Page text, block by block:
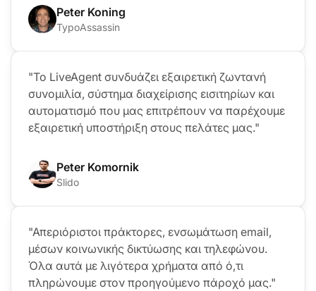
Peter Koning
TypoAssassin
"Το LiveAgent συνδυάζει εξαιρετική ζωντανή
συνομιλία, σύστημα διαχείρισης εισιτηρίων και
αυτοματισμό που μας επιτρέπουν να παρέχουμε
εξαιρετική υποστήριξη στους πελάτες μας."
Peter Komornik
Slido
"Απεριόριστοι πράκτορες, ενσωμάτωση email,
μέσων κοινωνικής δικτύωσης και τηλεφώνου.
Όλα αυτά με λιγότερα χρήματα από ό,τι
πληρώνουμε στον προηγούμενο πάροχό μας."